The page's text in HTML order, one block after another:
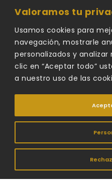
Valoramos tu
Usamos cookies para
navegación, mostrarle
personalizados y
clic en “Aceptar todo”
a nuestro uso de las
679475678
carro@carroestudio.es
Formulario de contacto
©2026 Carro Estudio |